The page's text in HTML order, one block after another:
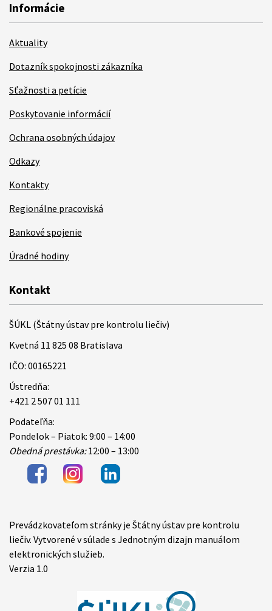
Informácie
Aktuality
Dotazník spokojnosti zákazníka
Sťažnosti a petície
Poskytovanie informácií
Ochrana osobných údajov
Odkazy
Kontakty
Regionálne pracoviská
Bankové spojenie
Úradné hodiny
Kontakt
ŠÚKL (Štátny ústav pre kontrolu liečiv)
Kvetná 11 825 08 Bratislava
IČO: 00165221
Ústredňa:
+421 2 507 01 111
Podateľňa:
Pondelok – Piatok: 9:00 – 14:00
Obedná prestávka:12:00 – 13:00
Items
Prevádzkovateľom stránky je Štátny ústav pre kontrolu
liečiv. Vytvorené v súlade s Jednotným dizajn manuálom
elektronických služieb.
Verzia 1.0